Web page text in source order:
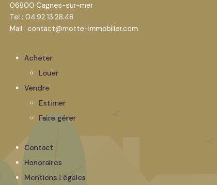
06800 Cagnes-sur-mer
Tel : 04.92.13.28.48
Mail : contact@motte-immobilier.com
Acheter
Louer
Vendre
Estimer
Faire gérer
Contact
Honoraires
Mentions Légales